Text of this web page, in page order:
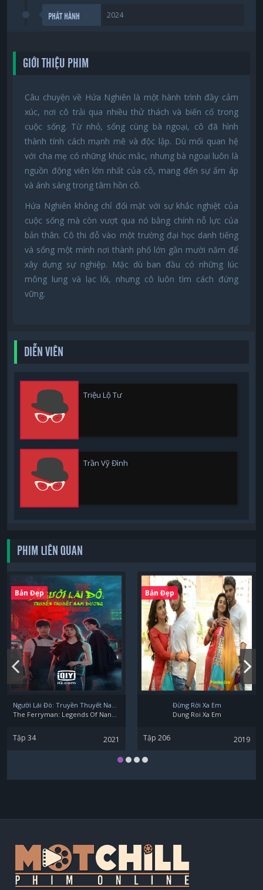
PHÁT HÀNH 2024
GIỚI THIỆU PHIM
Câu chuyện về Hứa Nghiên là một hành trình đầy cảm
xúc, nơi cô trải qua nhiều thử thách và biến cố trong
cuộc sống. Từ nhỏ, sống cùng bà ngoại, cô đã hình
thành tính cách mạnh mẽ và độc lập. Dù mối quan hệ
với cha mẹ có những khúc mắc, nhưng bà ngoại luôn là
nguồn động viên lớn nhất của cô, mang đến sự ấm áp
và ánh sáng trong tâm hồn cô.
Hứa Nghiên không chỉ đối mặt với sự khắc nghiệt của
cuộc sống mà còn vượt qua nó bằng chính nỗ lực của
bản thân. Cô thi đỗ vào một trường đại học danh tiếng
và sống một mình nơi thành phố lớn gần mười năm để
xây dựng sự nghiệp. Mặc dù ban đầu có những lúc
mông lung và lạc lối, nhưng cô luôn tìm cách đứng
vững.
DIỄN VIÊN
Triệu Lộ Tư
Trần Vỹ Đình
PHIM LIÊN QUAN
Bản Đẹp
Tập 34 2021
Bản Đẹp
Đừng Rời Xa Em
Dung Roi Xa Em
Tập 206 2019